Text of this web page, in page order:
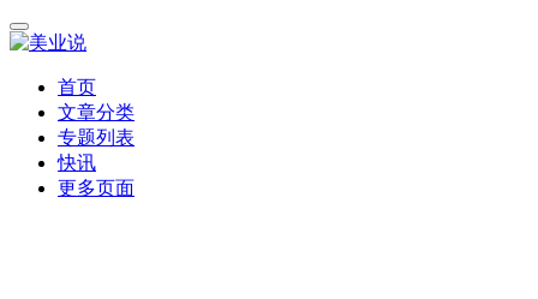
首页
文章分类
专题列表
快讯
更多页面